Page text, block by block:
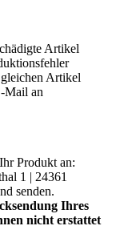
Artikel
Artikel
Mail an
Produkt an:
1 | 24361
senden.
Ihres
nicht erstattet